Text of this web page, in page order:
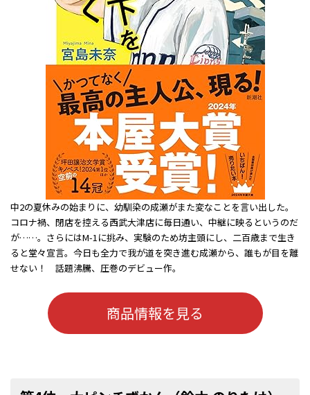
中2の夏休みの始まりに、幼馴染の成瀬がまた変なことを言い出した。
コロナ禍、閉店を控える西武大津店に毎日通い、中継に映るというのだ
が……。さらにはM-1に挑み、実験のため坊主頭にし、二百歳まで生き
ると堂々宣言。今日も全力で我が道を突き進む成瀬から、誰もが目を離
せない！ 話題沸騰、圧巻のデビュー作。
商品情報を見る